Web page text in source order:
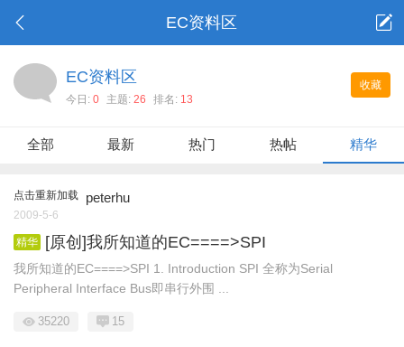
EC资料区
收藏
EC资料区
今日: 0 主题: 26 排名: 13
全部 最新 热门 热帖 精华
点击重新加载 peterhu
2009-5-6
精华 [原创]我所知道的EC====>SPI
我所知道的EC====>SPI 1. Introduction SPI 全称为Serial
Peripheral Interface Bus即串行外围 ...
35220 15